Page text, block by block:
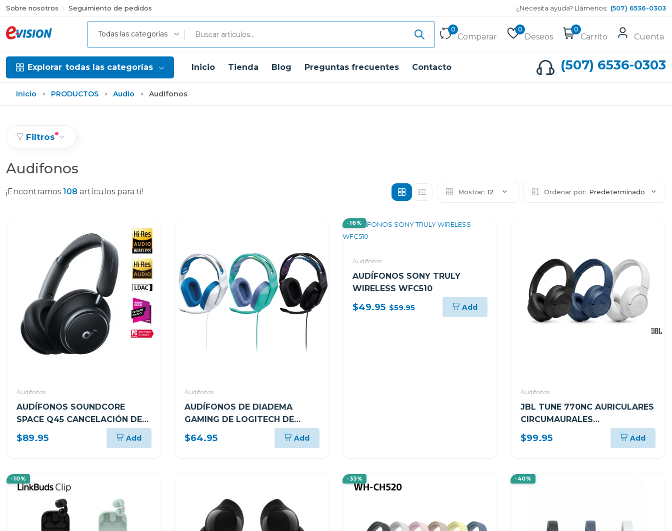
Sobre nosotros Seguimiento de pedidos ¿Necesita ayuda? Llámenos: (507) 6536-0303
Todas las categorías
0
Comparar
0
Deseos
0
Carrito Cuenta
Explorar todas las categorías Inicio Tienda Blog Preguntas frecuentes Contacto (507) 6536-0303
Inicio PRODUCTOS Audio Audifonos
Filtros
Audifonos
¡Encontramos 108 artículos para ti! Mostrar: 12 Ordenar por: Predeterminado
Audifonos
AUDÍFONOS SOUNDCORE
SPACE Q45 CANCELACIÓN DE
RUIDO Y LARGA DURACIÓN
NEGRO A3040011
$89.95 Add
Audifonos
AUDÍFONOS DE DIADEMA
GAMING DE LOGITECH DE
CABLE CON MICRÓFONO PLUG-
AND-PLAY G335
$64.95 Add
-16%
Audifonos
AUDÍFONOS SONY TRULY
WIRELESS WFC510
$49.95 $59.95 Add
Audifonos
JBL TUNE 770NC AURICULARES
CIRCUMAURALES
INALÁMBRICOS CON
CANCELACIÓN DE RUIDO
$99.95 Add
-10% -33% -40%